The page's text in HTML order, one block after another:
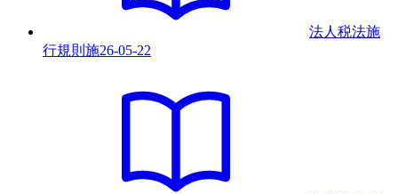
法人税法施
行規則 施26-05-22